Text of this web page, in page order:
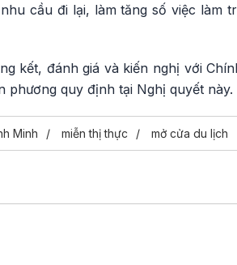
cầu đi lại, làm tăng số việc làm
kết, đánh giá và kiến nghị với
quy định tại Nghị quyết này.
Minh miễn thị thực mở cửa du lịch